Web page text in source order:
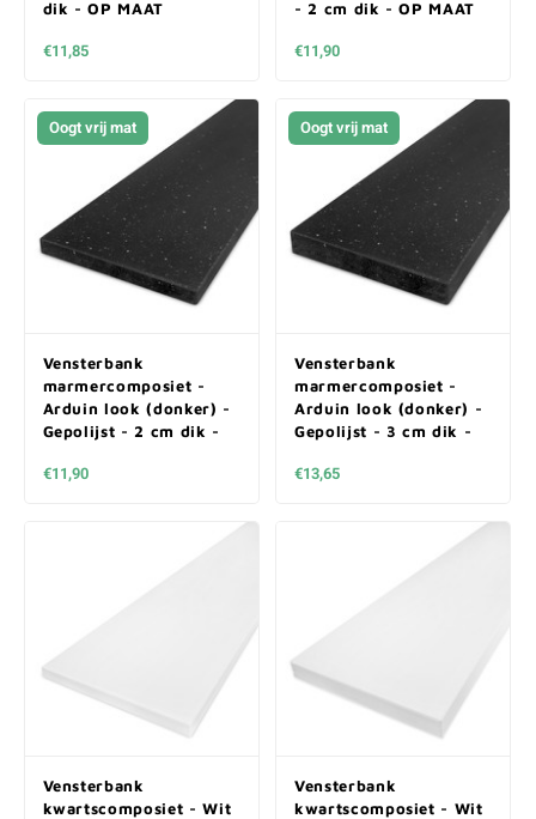
dik - OP MAAT
€11,85
- 2 cm dik - OP MAAT
€11,90
Oogt vrij mat
Vensterbank
marmercomposiet -
Arduin look (donker) -
Gepolijst - 2 cm dik -
€11,90
Oogt vrij mat
Vensterbank
marmercomposiet -
Arduin look (donker) -
Gepolijst - 3 cm dik -
€13,65
Vensterbank
kwartscomposiet - Wit
Vensterbank
kwartscomposiet - Wit